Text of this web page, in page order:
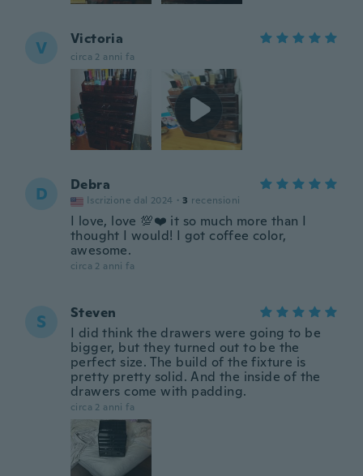
V Victoria
circa 2 anni fa
D Debra
Iscrizione dal 2024 · 3 recensioni
I love, love 💯❤️ it so much more than I
thought I would! I got coffee color,
awesome.
circa 2 anni fa
S
Steven
I did think the drawers were going to be
bigger, but they turned out to be the
perfect size. The build of the fixture is
pretty pretty solid. And the inside of the
drawers come with padding.
circa 2 anni fa